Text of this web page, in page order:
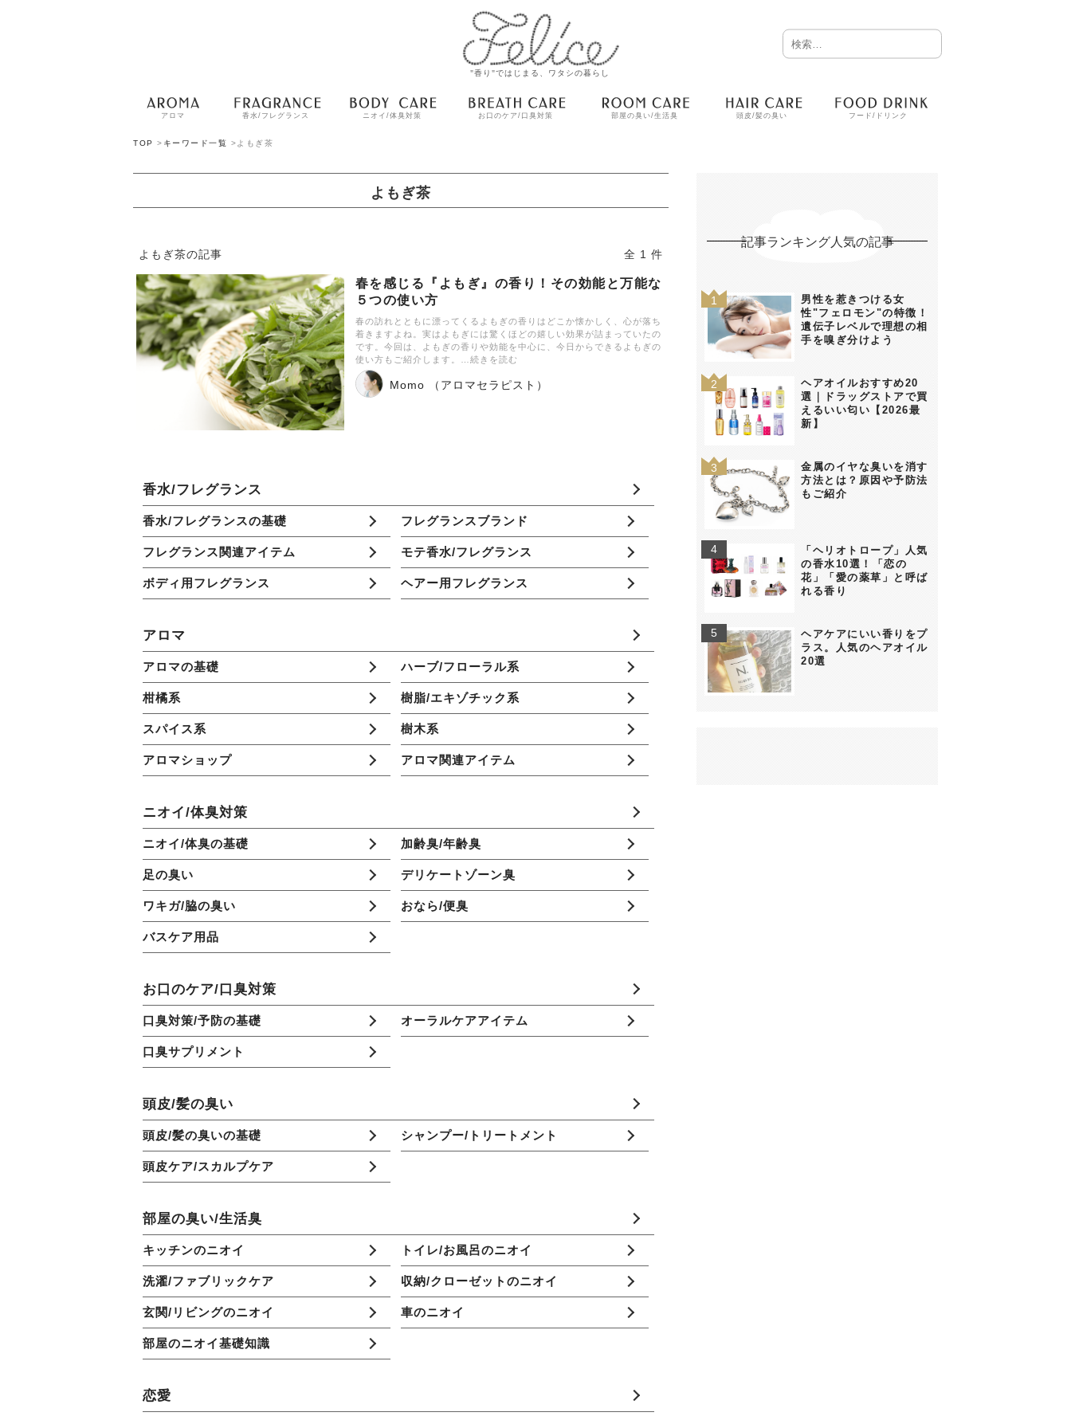
"香り"ではじまる、ワタシの暮らし
アロマ 香水/フレグランス ニオイ/体臭対策 お口のケア/口臭対策 部屋の臭い/生活臭 頭皮/髪の臭い フード/ドリンク
TOP > キーワード一覧 > よもぎ茶
よもぎ茶
よもぎ茶の記事 全 1 件
春を感じる『よもぎ』の香り！その効能と万能な
５つの使い方
春の訪れとともに漂ってくるよもぎの香りはどこか懐かしく、心が落ち
着きますよね。実はよもぎには驚くほどの嬉しい効果が詰まっていたの
です。今回は、よもぎの香りや効能を中心に、今日からできるよもぎの
使い方もご紹介します。…続きを読む
Momo （アロマセラピスト）
香水/フレグランス
香水/フレグランスの基礎 フレグランスブランド
フレグランス関連アイテム モテ香水/フレグランス
ボディ用フレグランス ヘアー用フレグランス
アロマ
アロマの基礎 ハーブ/フローラル系
柑橘系 樹脂/エキゾチック系
スパイス系 樹木系
アロマショップ アロマ関連アイテム
ニオイ/体臭対策
ニオイ/体臭の基礎 加齢臭/年齢臭
足の臭い デリケートゾーン臭
ワキガ/脇の臭い おなら/便臭
バスケア用品
お口のケア/口臭対策
口臭対策/予防の基礎 オーラルケアアイテム
口臭サプリメント
頭皮/髪の臭い
頭皮/髪の臭いの基礎 シャンプー/トリートメント
頭皮ケア/スカルプケア
部屋の臭い/生活臭
キッチンのニオイ トイレ/お風呂のニオイ
洗濯/ファブリックケア 収納/クローゼットのニオイ
玄関/リビングのニオイ 車のニオイ
部屋のニオイ基礎知識
恋愛
記事ランキング人気の記事
男性を惹きつける女
性"フェロモン"の特徴！
遺伝子レベルで理想の相
手を嗅ぎ分けよう
ヘアオイルおすすめ20
選｜ドラッグストアで買
えるいい匂い【2026最
新】
金属のイヤな臭いを消す
方法とは？原因や予防法
もご紹介
「ヘリオトロープ」人気
の香水10選！「恋の
花」「愛の薬草」と呼ば
れる香り
ヘアケアにいい香りをプ
ラス。人気のヘアオイル
20選